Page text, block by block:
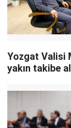
Yozgat Valisi
yakın takibe